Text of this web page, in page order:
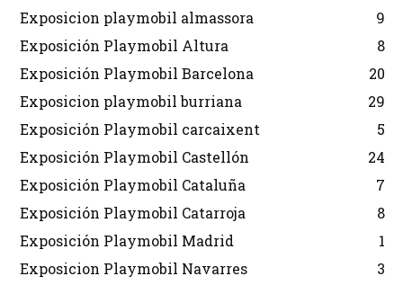
Exposicion playmobil almassora
9
Exposición Playmobil Altura
8
Exposición Playmobil Barcelona
20
Exposicion playmobil burriana
29
Exposición Playmobil carcaixent
5
Exposición Playmobil Castellón
24
Exposición Playmobil Cataluña
7
Exposición Playmobil Catarroja
8
Exposición Playmobil Madrid
1
Exposicion Playmobil Navarres
3